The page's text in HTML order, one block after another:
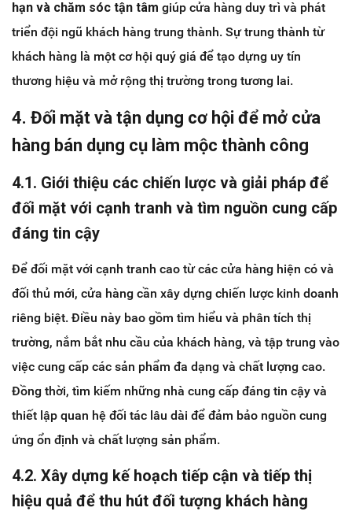
hạn và chăm sóc tận tâm giúp cửa hàng duy trì và phát
triển đội ngũ khách hàng trung thành. Sự trung thành từ
khách hàng là một cơ hội quý giá để tạo dựng uy tín
thương hiệu và mở rộng thị trường trong tương lai.
4. Đối mặt và tận dụng cơ hội để mở cửa
hàng bán dụng cụ làm mộc thành công
4.1. Giới thiệu các chiến lược và giải pháp để
đối mặt với cạnh tranh và tìm nguồn cung cấp
đáng tin cậy
Để đối mặt với cạnh tranh cao từ các cửa hàng hiện có và
đối thủ mới, cửa hàng cần xây dựng chiến lược kinh doanh
riêng biệt. Điều này bao gồm tìm hiểu và phân tích thị
trường, nắm bắt nhu cầu của khách hàng, và tập trung vào
việc cung cấp các sản phẩm đa dạng và chất lượng cao.
Đồng thời, tìm kiếm những nhà cung cấp đáng tin cậy và
thiết lập quan hệ đối tác lâu dài để đảm bảo nguồn cung
ứng ổn định và chất lượng sản phẩm.
4.2. Xây dựng kế hoạch tiếp cận và tiếp thị
hiệu quả để thu hút đối tượng khách hàng